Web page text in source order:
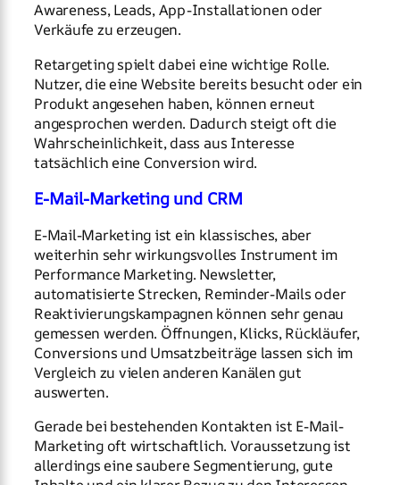
Awareness, Leads, App-Installationen oder
Verkäufe zu erzeugen.
Retargeting spielt dabei eine wichtige Rolle.
Nutzer, die eine Website bereits besucht oder ein
Produkt angesehen haben, können erneut
angesprochen werden. Dadurch steigt oft die
Wahrscheinlichkeit, dass aus Interesse
tatsächlich eine Conversion wird.
E-Mail-Marketing und CRM
E-Mail-Marketing ist ein klassisches, aber
weiterhin sehr wirkungsvolles Instrument im
Performance Marketing. Newsletter,
automatisierte Strecken, Reminder-Mails oder
Reaktivierungskampagnen können sehr genau
gemessen werden. Öffnungen, Klicks, Rückläufer,
Conversions und Umsatzbeiträge lassen sich im
Vergleich zu vielen anderen Kanälen gut
auswerten.
Gerade bei bestehenden Kontakten ist E-Mail-
Marketing oft wirtschaftlich. Voraussetzung ist
allerdings eine saubere Segmentierung, gute